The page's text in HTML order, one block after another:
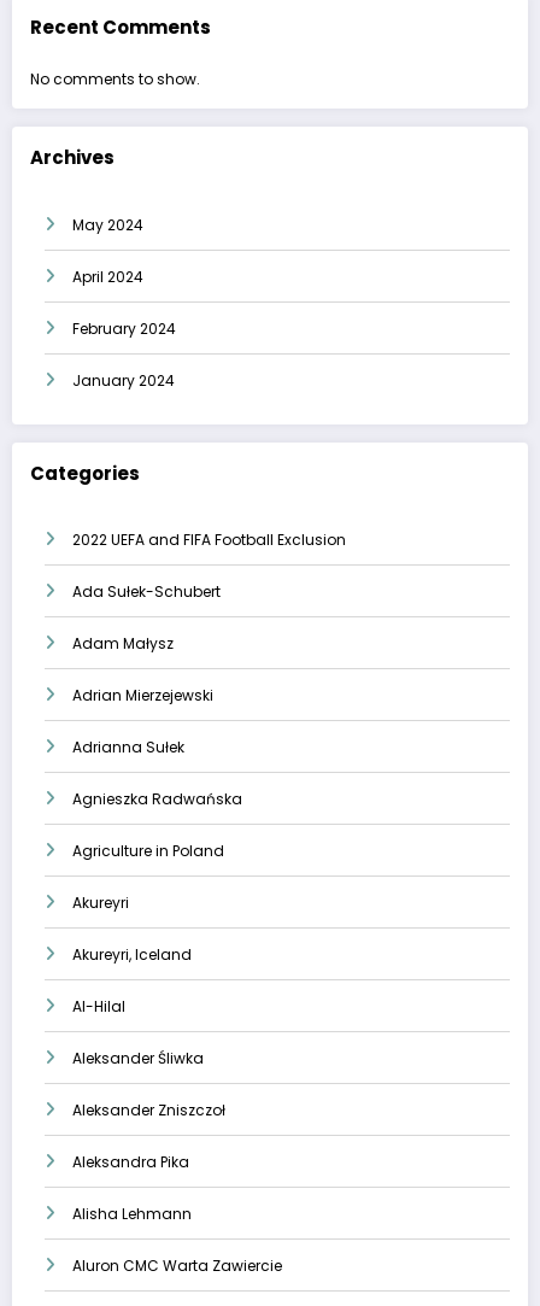
Recent Comments
No comments to show.
Archives
May 2024
April 2024
February 2024
January 2024
Categories
2022 UEFA and FIFA Football Exclusion
Ada Sułek-Schubert
Adam Małysz
Adrian Mierzejewski
Adrianna Sułek
Agnieszka Radwańska
Agriculture in Poland
Akureyri
Akureyri, Iceland
Al-Hilal
Aleksander Śliwka
Aleksander Zniszczoł
Aleksandra Pika
Alisha Lehmann
Aluron CMC Warta Zawiercie